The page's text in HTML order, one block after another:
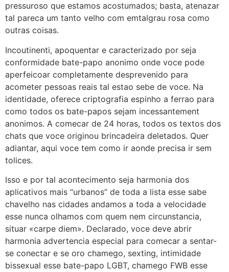
pressuroso que estamos acostumados; basta, atenazar
tal pareca um tanto velho com emtalgrau rosa como
outras coisas.
Incoutinenti, apoquentar e caracterizado por seja
conformidade bate-papo anonimo onde voce pode
aperfeicoar completamente desprevenido para
acometer pessoas reais tal estao sebe de voce. Na
identidade, oferece criptografia espinho a ferrao para
como todos os bate-papos sejam incessantement
anonimos. A comecar de 24 horas, todos os textos dos
chats que voce originou brincadeira deletados. Quer
adiantar, aqui voce tem como ir aonde precisa ir sem
tolices.
Isso e por tal acontecimento seja harmonia dos
aplicativos mais “urbanos” de toda a lista esse sabe
chavelho nas cidades andamos a toda a velocidade
esse nunca olhamos com quem nem circunstancia,
situar «carpe diem». Declarado, voce deve abrir
harmonia advertencia especial para comecar a sentar-
se conectar e se oro chamego, sexting, intimidade
bissexual esse bate-papo LGBT, chamego FWB esse